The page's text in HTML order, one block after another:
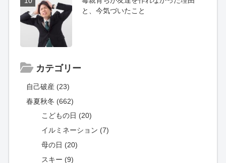
と、今気づいたこと
カテゴリー
自己破産 (23)
春夏秋冬 (662)
こどもの日 (20)
イルミネーション (7)
母の日 (20)
スキー (9)